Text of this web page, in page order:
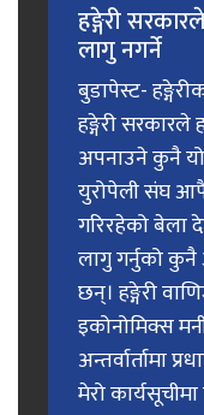
हङ्गेरी
लागु नगर्ने
बुडापेस्ट-
हङ्गेरी सरकारले
अपनाउने कुनै
युरोपेली संघ
गरिरहेको बेला
लागु गर्नुको
छन्। हङ्गेरी
इकोनोमिक्स
अन्तर्वार्तामा
मेरो